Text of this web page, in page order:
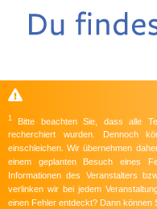
1
Bitte beachten Sie, dass alle
recherchiert wurden. Dennoch
einschleichen. Wir übernehmen
einem geplanten Besuch eines
Informationen des Veranstalters
verlinken wir bei jedem
einen Fehler entdeckt? Dann können